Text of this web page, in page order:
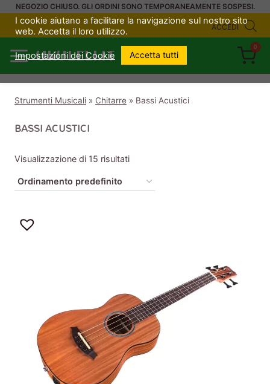
SaltaNEGOZIO CHIUSO. GLI ORDINI SONO TEMPORANEAMENTE SOSPESI.
ACCEDI
UKULELI.IT
0
Strumenti Musicali » Chitarre » Bassi Acustici
BASSI ACUSTICI
Visualizzazione di 15 risultati
I cookie aiutano a facilitare la navigazione sul nostro sito
web. Accetta il loro utilizzo.
Impostazioni dei Cookie Accetta tutti